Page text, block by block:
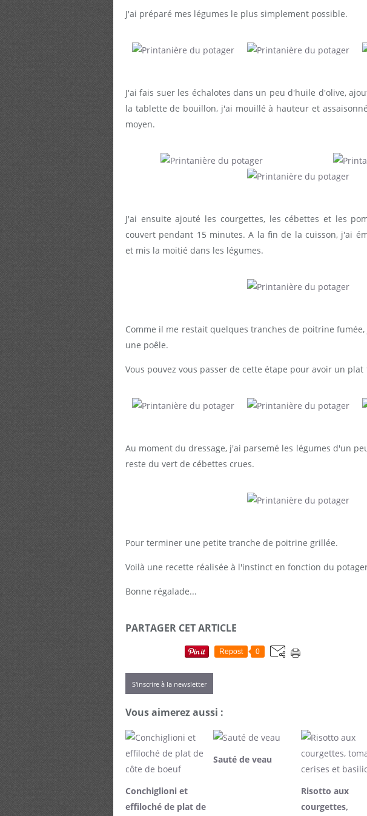
J'ai préparé mes légumes le plus simplement possible.
J'ai fais suer les échalotes dans un peu d'huile d'olive,
la tablette de bouillon, j'ai mouillé à hauteur et
moyen.
J'ai ensuite ajouté les courgettes, les cébettes et les
couvert pendant 15 minutes. A la fin de la cuisson, j'ai
et mis la moitié dans les légumes.
Comme il me restait quelques tranches de poitrine
une poêle.
Vous pouvez vous passer de cette étape pour avoir un plat
Au moment du dressage, j'ai parsemé les légumes d'un
reste du vert de cébettes crues.
Pour terminer une petite tranche de poitrine grillée.
Voilà une recette réalisée à l'instinct en fonction du
Bonne régalade...
PARTAGER CET ARTICLE
Repost 0
S'inscrire à la newsletter
Vous aimerez aussi :
Conchiglioni et
effiloché de plat de
Sauté de veau
Risotto aux
courgettes,